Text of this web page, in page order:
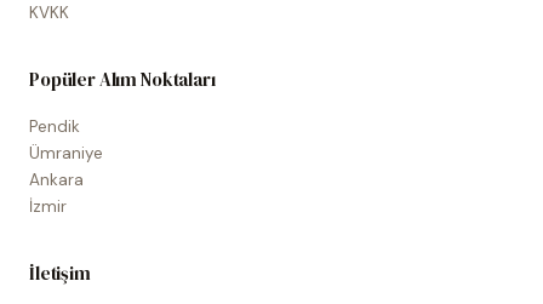
KVKK
Popüler Alım Noktaları
Pendik
Ümraniye
Ankara
İzmir
İletişim